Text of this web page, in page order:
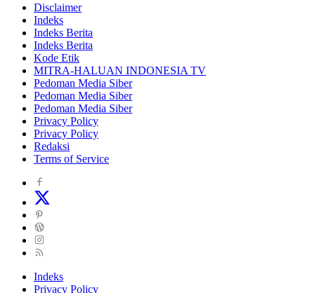
Disclaimer
Indeks
Indeks Berita
Indeks Berita
Kode Etik
MITRA-HALUAN INDONESIA TV
Pedoman Media Siber
Pedoman Media Siber
Pedoman Media Siber
Privacy Policy
Privacy Policy
Redaksi
Terms of Service
Indeks
Privacy Policy